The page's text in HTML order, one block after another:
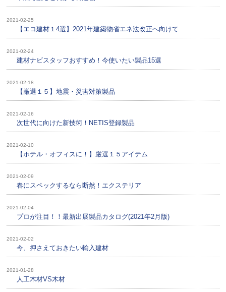
2021-02-25
【エコ建材１4選】2021年建築物省エネ法改正へ向けて
2021-02-24
建材ナビスタッフおすすめ！今使いたい製品15選
2021-02-18
【厳選１５】地震・災害対策製品
2021-02-16
次世代に向けた新技術！NETIS登録製品
2021-02-10
【ホテル・オフィスに！】厳選１５アイテム
2021-02-09
春にスペックするなら断然！エクステリア
2021-02-04
プロが注目！！最新出展製品カタログ(2021年2月版)
2021-02-02
今、押さえておきたい輸入建材
2021-01-28
人工木材VS木材